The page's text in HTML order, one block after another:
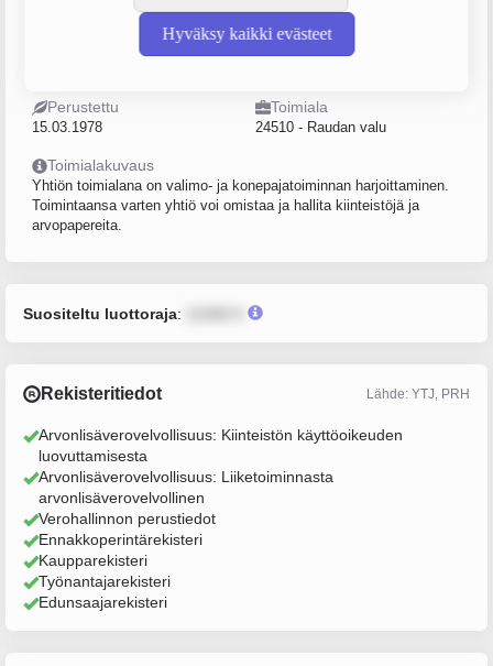
Hyväksy kaikki evästeet
100–249
Perustettu
15.03.1978
Toimiala
24510 - Raudan valu
Toimialakuvaus
Yhtiön toimialana on valimo- ja konepajatoiminnan harjoittaminen.
Toimintaansa varten yhtiö voi omistaa ja hallita kiinteistöjä ja
arvopapereita.
Suositeltu luottoraja:
Rekisteritiedot Lähde: YTJ, PRH
Arvonlisäverovelvollisuus: Kiinteistön käyttöoikeuden
luovuttamisesta
Arvonlisäverovelvollisuus: Liiketoiminnasta
arvonlisäverovelvollinen
Verohallinnon perustiedot
Ennakkoperintärekisteri
Kaupparekisteri
Työnantajarekisteri
Edunsaajarekisteri